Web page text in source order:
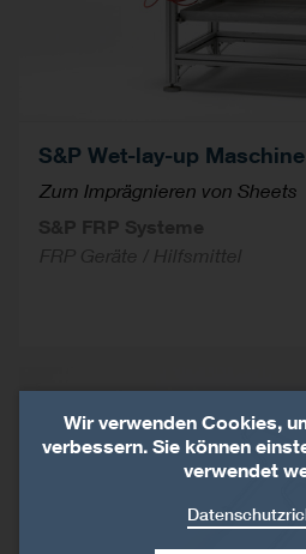
S&P Wet-lay-up Maschine
Zum Imprägnieren von Sheets
S&P FRP Systeme
FRP Geräte / Hilfsmittel
Wir verwenden Cookies,
verbessern. Sie können
verwendet